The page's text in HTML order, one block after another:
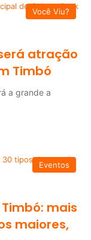
Você Viu?
atração
Timbó
a grande a
Eventos
mais
maiores,